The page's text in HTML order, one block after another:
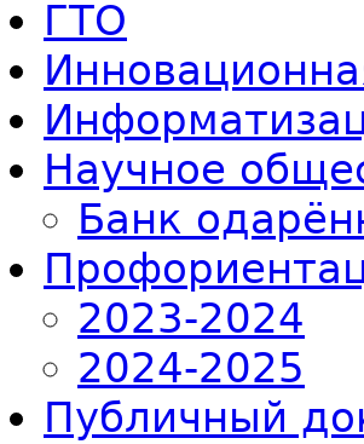
ГТО
Научное
Банк
2023-2024
2024-2025
Публичный